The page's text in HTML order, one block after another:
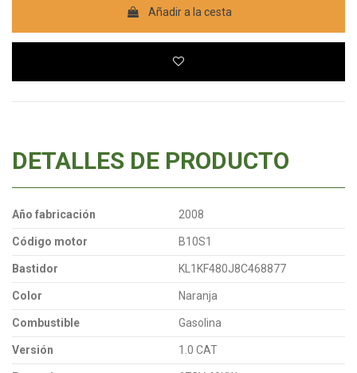
Añadir a la cesta
DETALLES DE PRODUCTO
Año fabricación 2008
Código motor B10S1
Bastidor KL1KF480J8C468877
Color Naranja
Combustible Gasolina
Versión 1.0 CAT